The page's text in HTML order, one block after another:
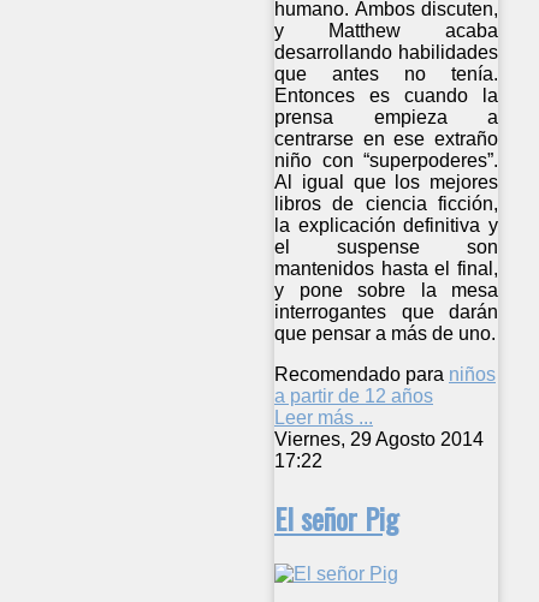
humano. Ambos discuten,
y Matthew acaba
desarrollando habilidades
que antes no tenía.
Entonces es cuando la
prensa empieza a
centrarse en ese extraño
niño con “superpoderes”.
Al igual que los mejores
libros de ciencia ficción,
la explicación definitiva y
el suspense son
mantenidos hasta el final,
y pone sobre la mesa
interrogantes que darán
que pensar a más de uno.
Recomendado para niños
a partir de 12 años
Leer más ...
Viernes, 29 Agosto 2014
17:22
El señor Pig